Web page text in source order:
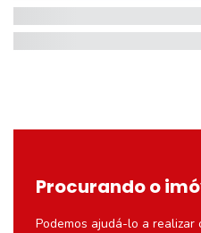
Procurando o
Podemos ajudá-lo a realizar